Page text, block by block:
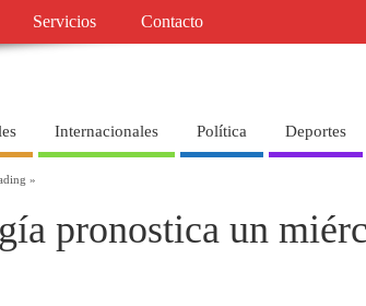
Servicios Contacto
Internacionales Política Deportes
»
pronostica un